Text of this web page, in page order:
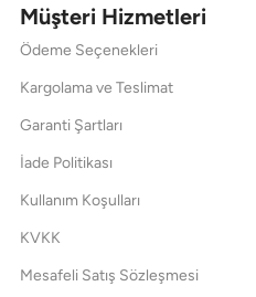
Müşteri Hizmetleri
Ödeme Seçenekleri
Kargolama ve Teslimat
Garanti Şartları
İade Politikası
Kullanım Koşulları
KVKK
Mesafeli Satış Sözleşmesi